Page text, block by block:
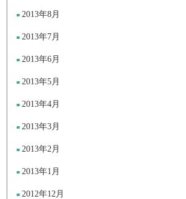
2013年8月
2013年7月
2013年6月
2013年5月
2013年4月
2013年3月
2013年2月
2013年1月
2012年12月